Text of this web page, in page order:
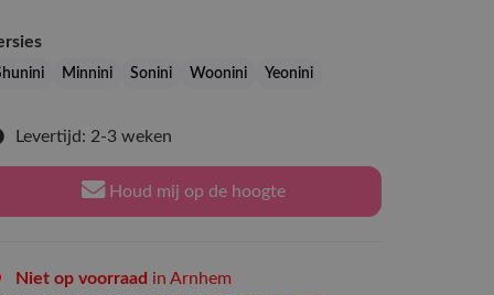
Minnini Sonini Woonini Yeonini
Levertijd: 2-3 weken
Houd mij op de hoogte
Niet op voorraad in Arnhem